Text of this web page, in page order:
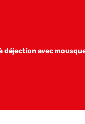
déjection avec